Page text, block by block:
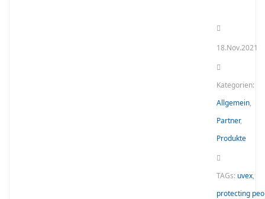
18.Nov.2021
Kategorien:
Allgemein,
Partner,
Produkte
TAGs: uvex,
protecting